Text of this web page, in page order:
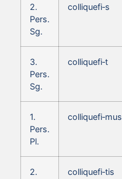
2.
Pers.
Sg.
colliquefi‑s
3.
Pers.
Sg.
colliquefi‑t
1.
Pers.
Pl.
colliquefi‑mus
2.
colliquefi‑tis